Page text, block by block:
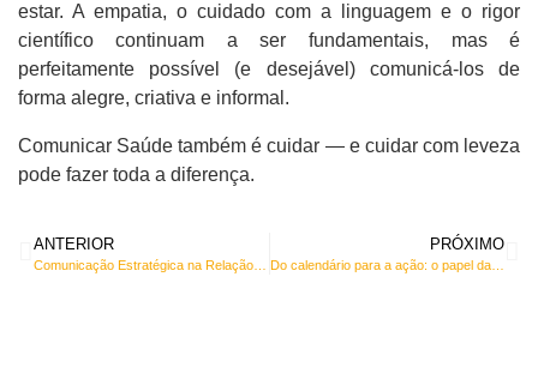
estar. A empatia, o cuidado com a linguagem e o rigor
científico continuam a ser fundamentais, mas é
perfeitamente possível (e desejável) comunicá-los de
forma alegre, criativa e informal.
Comunicar Saúde também é cuidar — e cuidar com leveza
pode fazer toda a diferença.
ANTERIOR
Comunicação Estratégica na Relação com os Media
PRÓXIMO
Do calendário para a ação: o papel das efemérides na saúde pública